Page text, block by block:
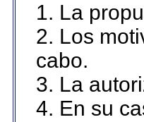
1. La
2. Los
cabo.
3. La
4. En su